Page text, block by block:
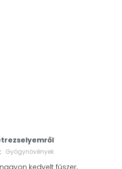
Gyógynövények
kedvelt fűszer,